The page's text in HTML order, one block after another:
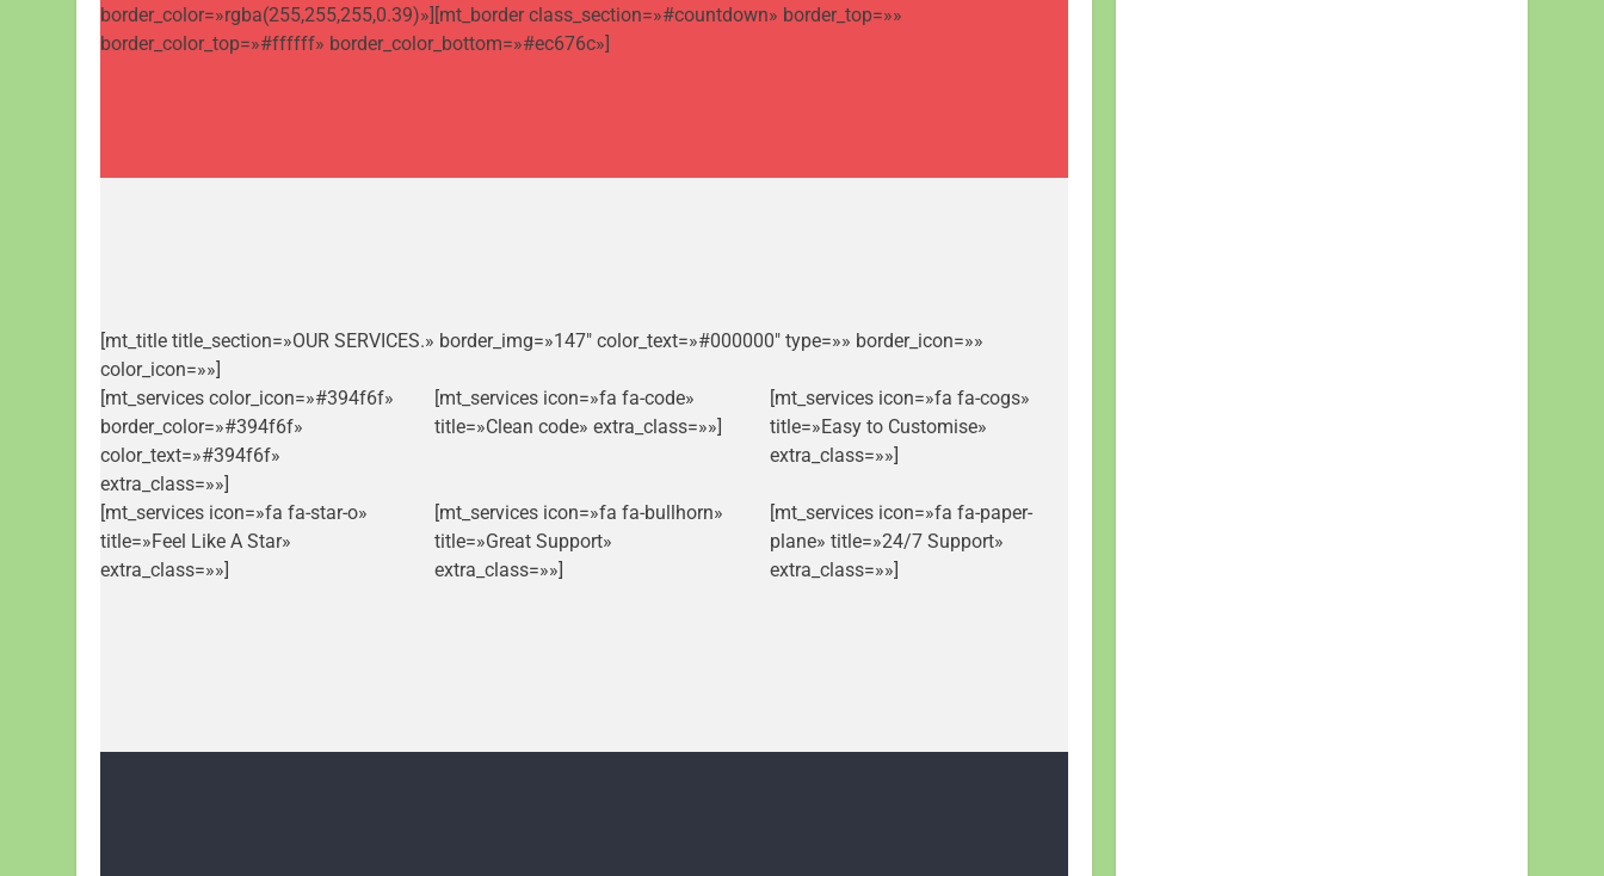
border_color=»rgba(255,255,255,0.39)»][mt_border class_section=»#countdown» border_top=»»
border_color_top=»#ffffff» border_color_bottom=»#ec676c»]
[mt_title title_section=»OUR SERVICES.» border_img=»147″ color_text=»#000000″ type=»» border_icon=»»
color_icon=»»]
[mt_services color_icon=»#394f6f»
border_color=»#394f6f»
color_text=»#394f6f»
extra_class=»»]
[mt_services icon=»fa fa-code»
title=»Clean code» extra_class=»»]
[mt_services icon=»fa fa-cogs»
title=»Easy to Customise»
extra_class=»»]
[mt_services icon=»fa fa-star-o»
title=»Feel Like A Star»
extra_class=»»]
[mt_services icon=»fa fa-bullhorn»
title=»Great Support»
extra_class=»»]
[mt_services icon=»fa fa-paper-
plane» title=»24/7 Support»
extra_class=»»]